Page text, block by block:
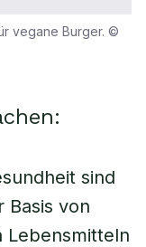
vegane Burger. ©
sind
Basis von
Lebensmitteln